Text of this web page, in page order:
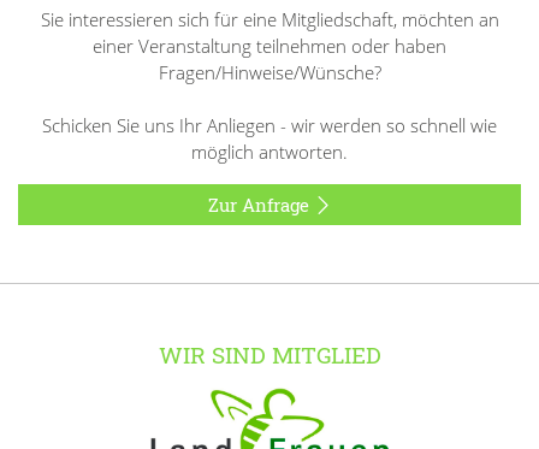
Sie interessieren sich für eine Mitgliedschaft, möchten an
einer Veranstaltung teilnehmen oder haben
Fragen/Hinweise/Wünsche?
Schicken Sie uns Ihr Anliegen - wir werden so schnell wie
möglich antworten.
Zur Anfrage
WIR SIND MITGLIED